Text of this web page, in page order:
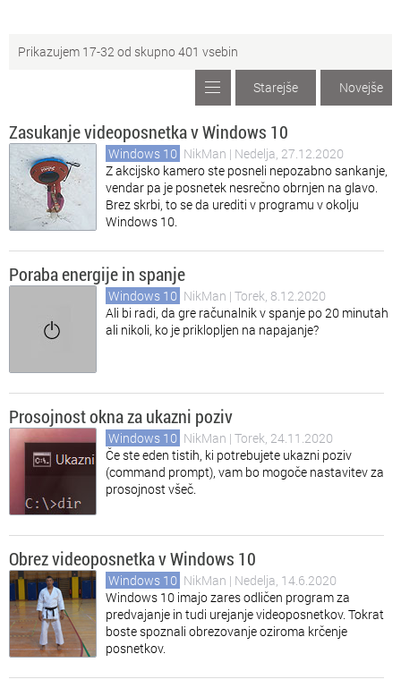
Sp Spletne storitve
Pr Programski jeziki
Os Ostale aplikacije
Mo Mobilne platforme
Prikazujem 17-32 od skupno 401 vsebin
Novejše
Starejše
Zasukanje videoposnetka v Windows 10
Windows 10 NikMan | Nedelja, 27.12.2020
Z akcijsko kamero ste posneli nepozabno sankanje,
vendar pa je posnetek nesrečno obrnjen na glavo.
Brez skrbi, to se da urediti v programu v okolju
Windows 10.
Poraba energije in spanje
Windows 10 NikMan | Torek, 8.12.2020
Ali bi radi, da gre računalnik v spanje po 20 minutah
ali nikoli, ko je priklopljen na napajanje?
Prosojnost okna za ukazni poziv
Windows 10 NikMan | Torek, 24.11.2020
Če ste eden tistih, ki potrebujete ukazni poziv
(command prompt), vam bo mogoče nastavitev za
prosojnost všeč.
Obrez videoposnetka v Windows 10
Windows 10 NikMan | Nedelja, 14.6.2020
Windows 10 imajo zares odličen program za
predvajanje in tudi urejanje videoposnetkov. Tokrat
boste spoznali obrezovanje oziroma krčenje
posnetkov.